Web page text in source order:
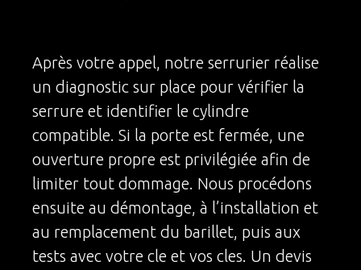
Après votre appel, notre serrurier réalise
un diagnostic sur place pour vérifier la
serrure et identifier le cylindre
compatible. Si la porte est fermée, une
ouverture propre est privilégiée afin de
limiter tout dommage. Nous procédons
ensuite au démontage, à l’installation et
au remplacement du barillet, puis aux
tests avec votre cle et vos cles. Un devis